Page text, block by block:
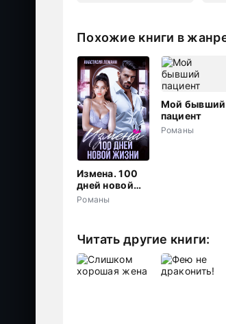
Похожие книги в
Измена. 100
дней новой
жизни
Романы
Мой бывший
пациент
Романы
Читать другие книги: